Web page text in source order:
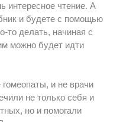
интересное чтение. А
и будете с помощью
то делать, начиная с
можно будет идти
и не врачи
не только себя и
но и помогали